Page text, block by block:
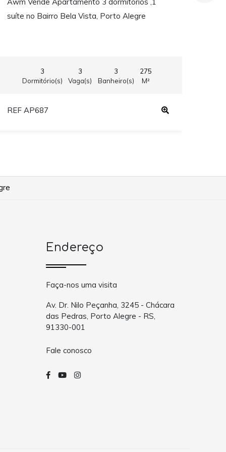
suíte no Bairro Bela Vista, Porto Alegre
3
Dormitório(s)
3
Vaga(s)
3
Banheiro(s)
275
M²
REF AP687
Endereço
Faça-nos uma visita
Av. Dr. Nilo Peçanha, 3245 - Chácara
das Pedras, Porto Alegre - RS,
91330-001
Fale conosco